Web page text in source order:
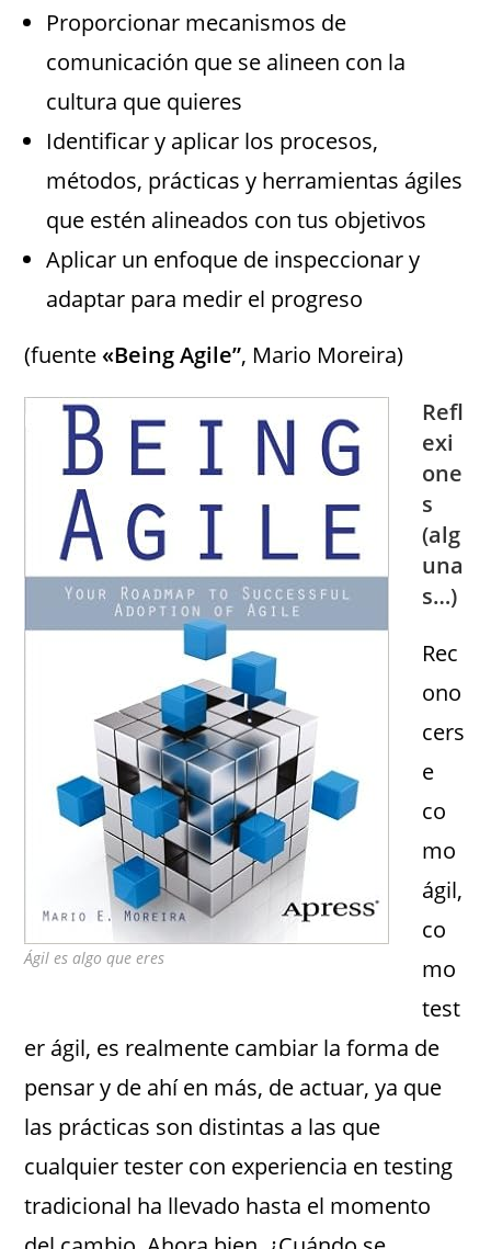
Proporcionar mecanismos de
comunicación que se alineen con la
cultura que quieres
Identificar y aplicar los procesos,
métodos, prácticas y herramientas ágiles
que estén alineados con tus objetivos
Aplicar un enfoque de inspeccionar y
adaptar para medir el progreso
(fuente«Being Agile”, Mario Moreira)
Ágil es algo que eres
Refl
exi
one
s
(alg
una
s…)
Rec
ono
cers
e
co
mo
ágil,
co
mo
test
er ágil, es realmente cambiar la forma de
pensar y de ahí en más, de actuar, ya que
las prácticas son distintas a las que
cualquier tester con experiencia en testing
tradicional ha llevado hasta el momento